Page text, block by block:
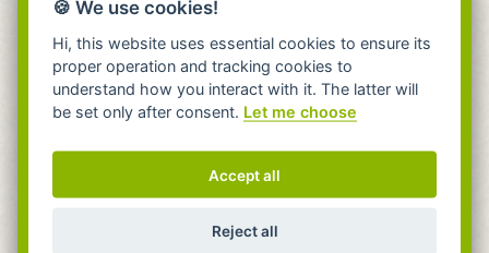
Čistící pleťové mléko s vitamínem A a E
150ml Hristina
Hristina Cosmetics
Odličuje, čistí a zklidňuje pleť.
skladem 4 kusy
🍪 We use cookies!
Hi, this website uses essential cookies to ensure its
proper operation and tracking cookies to
understand how you interact with it. The latter will
be set only after consent. Let me choose
Accept all
Reject all